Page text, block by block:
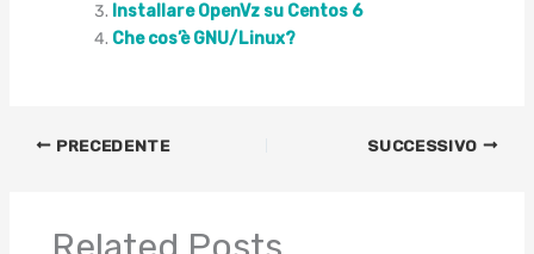
Installare OpenVz su Centos 6
Che cos’è GNU/Linux?
PRECEDENTE SUCCESSIVO